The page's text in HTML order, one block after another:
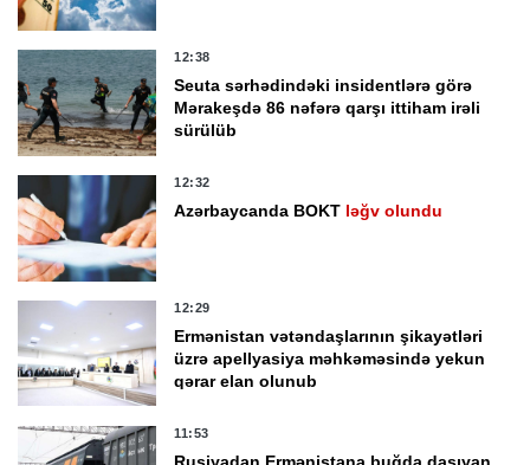
12:38
Seuta sərhədindəki insidentlərə görə
Mərakeşdə 86 nəfərə qarşı ittiham irəli
sürülüb
12:32
Azərbaycanda BOKT ləğv olundu
12:29
Ermənistan vətəndaşlarının şikayətləri
üzrə apellyasiya məhkəməsində yekun
qərar elan olunub
11:53
Rusiyadan Ermənistana buğda daşıyan